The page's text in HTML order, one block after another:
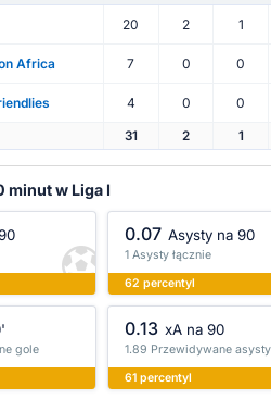
20 2 1
Africa 7 0 0
4 0 0
31 2 1
minut w Liga I
0.07 Asysty na 90
1 Asysty łącznie
62 percentyl
gole
0.13 xA na 90
1.89 Przewidywane asysty
61 percentyl